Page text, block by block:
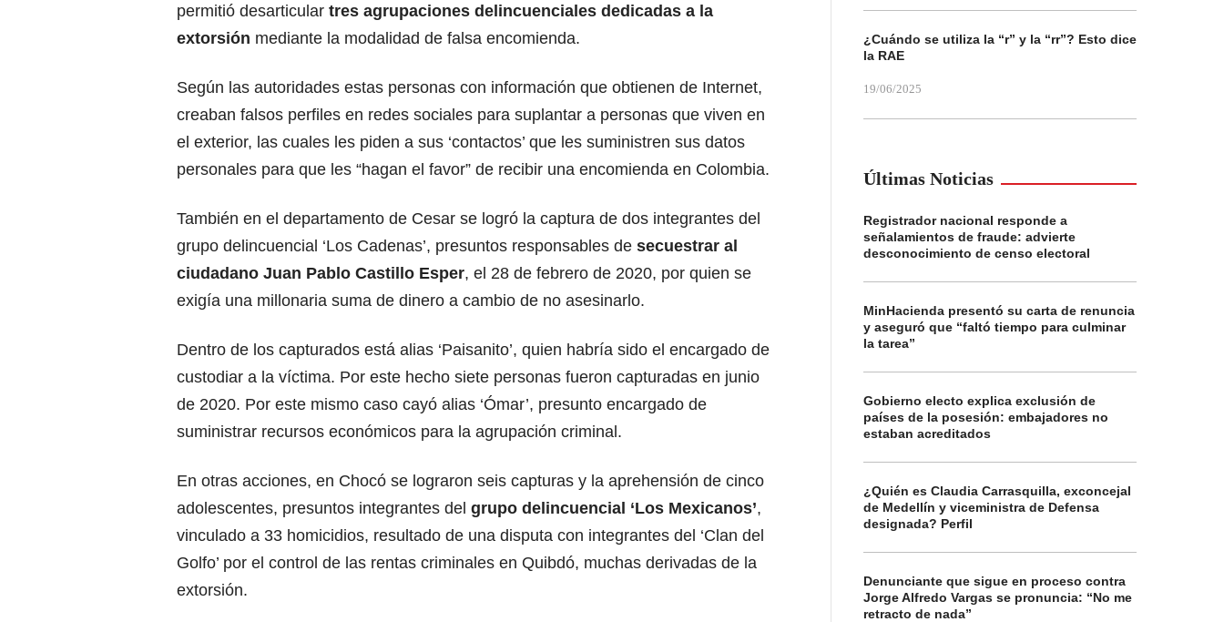
permitió desarticular tres agrupaciones delincuenciales dedicadas a la
extorsión mediante la modalidad de falsa encomienda.
Según las autoridades estas personas con información que obtienen de Internet,
creaban falsos perfiles en redes sociales para suplantar a personas que viven en
el exterior, las cuales les piden a sus ‘contactos’ que les suministren sus datos
personales para que les “hagan el favor” de recibir una encomienda en Colombia.
También en el departamento de Cesar se logró la captura de dos integrantes del
grupo delincuencial ‘Los Cadenas’, presuntos responsables de secuestrar al
ciudadano Juan Pablo Castillo Esper, el 28 de febrero de 2020, por quien se
exigía una millonaria suma de dinero a cambio de no asesinarlo.
Dentro de los capturados está alias ‘Paisanito’, quien habría sido el encargado de
custodiar a la víctima. Por este hecho siete personas fueron capturadas en junio
de 2020. Por este mismo caso cayó alias ‘Ómar’, presunto encargado de
suministrar recursos económicos para la agrupación criminal.
En otras acciones, en Chocó se lograron seis capturas y la aprehensión de cinco
adolescentes, presuntos integrantes del grupo delincuencial ‘Los Mexicanos’,
vinculado a 33 homicidios, resultado de una disputa con integrantes del ‘Clan del
Golfo’ por el control de las rentas criminales en Quibdó, muchas derivadas de la
extorsión.
¿Cuándo se utiliza la “r” y la “rr”? Esto dice
la RAE
19/06/2025
Últimas Noticias
Registrador nacional responde a
señalamientos de fraude: advierte
desconocimiento de censo electoral
MinHacienda presentó su carta de renuncia
y aseguró que “faltó tiempo para culminar
la tarea”
Gobierno electo explica exclusión de
países de la posesión: embajadores no
estaban acreditados
¿Quién es Claudia Carrasquilla, exconcejal
de Medellín y viceministra de Defensa
designada? Perfil
Denunciante que sigue en proceso contra
Jorge Alfredo Vargas se pronuncia: “No me
retracto de nada”